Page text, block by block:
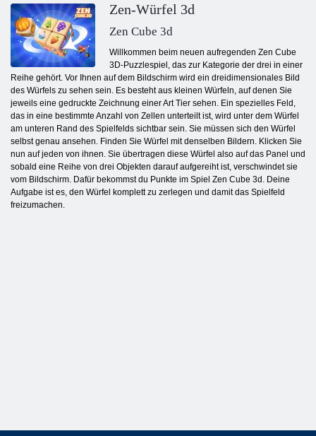
Zen-Würfel 3d
Zen Cube 3d
Willkommen beim neuen aufregenden Zen Cube
3D-Puzzlespiel, das zur Kategorie der drei in einer
Reihe gehört. Vor Ihnen auf dem Bildschirm wird ein dreidimensionales Bild
des Würfels zu sehen sein. Es besteht aus kleinen Würfeln, auf denen Sie
jeweils eine gedruckte Zeichnung einer Art Tier sehen. Ein spezielles Feld,
das in eine bestimmte Anzahl von Zellen unterteilt ist, wird unter dem Würfel
am unteren Rand des Spielfelds sichtbar sein. Sie müssen sich den Würfel
selbst genau ansehen. Finden Sie Würfel mit denselben Bildern. Klicken Sie
nun auf jeden von ihnen. Sie übertragen diese Würfel also auf das Panel und
sobald eine Reihe von drei Objekten darauf aufgereiht ist, verschwindet sie
vom Bildschirm. Dafür bekommst du Punkte im Spiel Zen Cube 3d. Deine
Aufgabe ist es, den Würfel komplett zu zerlegen und damit das Spielfeld
freizumachen.